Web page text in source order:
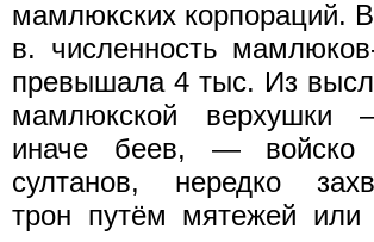
мамлюкских корпораций.
в. численность
превышала 4 тыс. Из
мамлюкской верхушки
иначе беев, — войско
султанов, нередко
трон путём мятежей или